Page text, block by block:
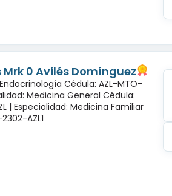
Mrk 0 Avilés Domínguez
Cédula: AZL-MTO-
Medicina General Cédula:
| Especialidad: Medicina Familiar
AZL1